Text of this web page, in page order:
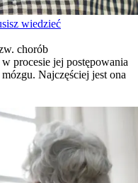
wiedzieć
chorób
procesie jej postępowania
Najczęściej jest ona